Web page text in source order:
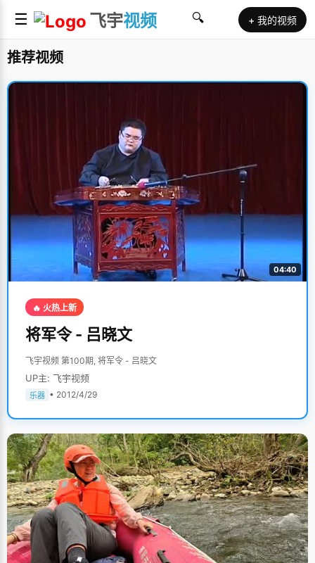
☰ 飞宇视频 🔍 + 我的视频
推荐视频
04:40
🔥 火热上新
将军令 - 吕晓文
飞宇视频 第100期, 将军令 - 吕晓文
UP主: 飞宇视频
乐器 • 2012/4/29